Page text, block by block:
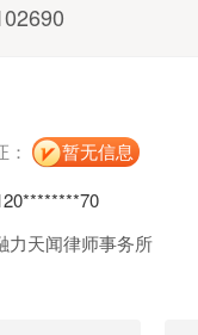
暂无信息
力天闻律师事务所